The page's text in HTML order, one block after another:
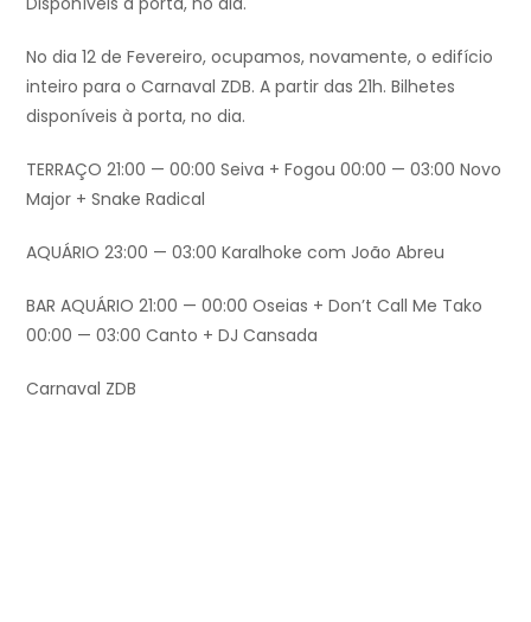
No dia 12 de Fevereiro, ocupamos, novamente, o edifício
inteiro para o Carnaval ZDB. A partir das 21h. Bilhetes
disponíveis à porta, no dia.
TERRAÇO 21:00 — 00:00 Seiva + Fogou 00:00 — 03:00 Novo
Major + Snake Radical
AQUÁRIO 23:00 — 03:00 Karalhoke com João Abreu
BAR AQUÁRIO 21:00 — 00:00 Oseias + Don’t Call Me Tako
00:00 — 03:00 Canto + DJ Cansada
Carnaval ZDB